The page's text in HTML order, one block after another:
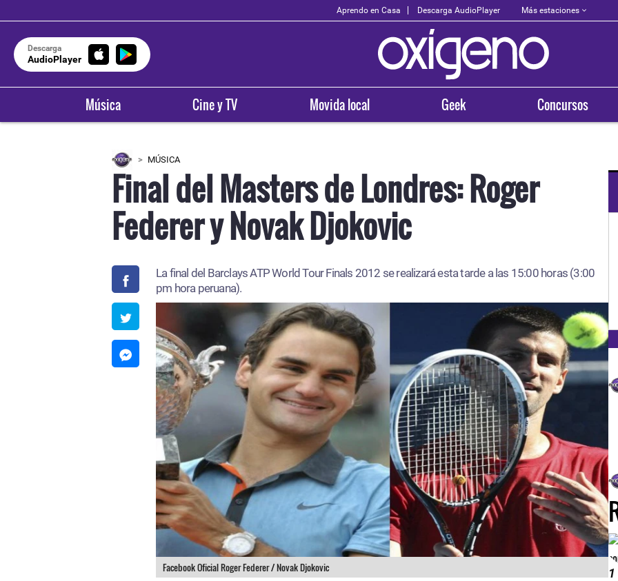
Aprendo en Casa Descarga AudioPlayer Más estaciones
Descarga
AudioPlayer
Música Cine y TV Movida local Geek Concursos
MÚSICA
Final del Masters de Londres: Roger
Federer y Novak Djokovic
La final del Barclays ATP World Tour Finals 2012 se realizará esta tarde a las 15:00 horas (3:00
pm hora peruana).
Facebook Oficial Roger Federer / Novak Djokovic
93.5 FM
1